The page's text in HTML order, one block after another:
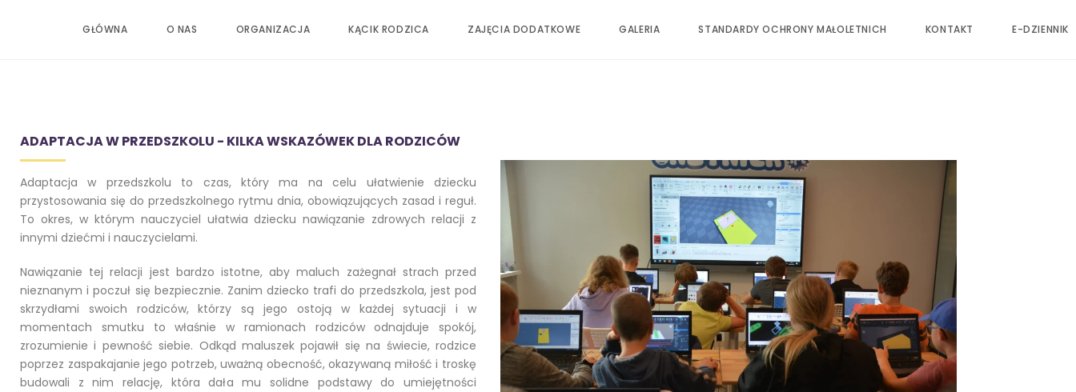
GŁÓWNA O NAS ORGANIZACJA KĄCIK RODZICA ZAJĘCIA DODATKOWE GALERIA STANDARDY OCHRONY MAŁOLETNICH KONTAKT E-DZIENNIK
ADAPTACJA W PRZEDSZKOLU - KILKA WSKAZÓWEK DLA RODZICÓW
Adaptacja w przedszkolu to czas, który ma na celu ułatwienie dziecku
przystosowania się do przedszkolnego rytmu dnia, obowiązujących zasad i reguł.
To okres, w którym nauczyciel ułatwia dziecku nawiązanie zdrowych relacji z
innymi dziećmi i nauczycielami.
Nawiązanie tej relacji jest bardzo istotne, aby maluch zażegnał strach przed
nieznanym i poczuł się bezpiecznie. Zanim dziecko trafi do przedszkola, jest pod
skrzydłami swoich rodziców, którzy są jego ostoją w każdej sytuacji i w
momentach smutku to właśnie w ramionach rodziców odnajduje spokój,
zrozumienie i pewność siebie. Odkąd maluszek pojawił się na świecie, rodzice
poprzez zaspakajanie jego potrzeb, uważną obecność, okazywaną miłość i troskę
budowali z nim relację, która dała mu solidne podstawy do umiejętności